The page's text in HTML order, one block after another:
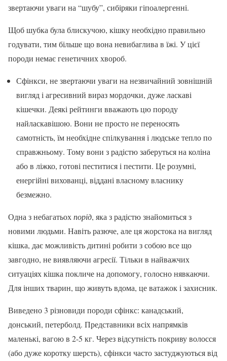
звертаючи уваги на “шубу”, сибіряки гіпоалергенні.
Щоб шубка була блискучою, кішку необхідно правильно
годувати, тим більше що вона невибаглива в їжі. У цієї
породи немає генетичних хвороб.
Сфінкси, не звертаючи уваги на незвичайний зовнішній
вигляд і агресивний вираз мордочки, дуже ласкаві
кішечки. Деякі рейтинги вважають цю породу
найласкавішою. Вони не просто не переносять
самотність, їм необхідне спілкування і людське тепло по
справжньому. Тому вони з радістю заберуться на коліна
або в ліжко, готові пеститися і пестити. Це розумні,
енергійні вихованці, віддані власному власнику
безмежно.
Одна з небагатьохпорід, яка з радістю знайомиться з
новими людьми. Навіть разюче, але ця жорстока на вигляд
кішка, дає можливість дитині робити з собою все що
завгодно, не виявляючи агресії. Тільки в найважчих
ситуаціях кішка покличе на допомогу, голосно нявкаючи.
Для інших тварин, що живуть вдома, це ватажок і захисник.
Виведено 3 різновиди породи сфінкс: канадський,
донський, петерболд. Представники всіх напрямків
маленькі, вагою в 2-5 кг. Через відсутність покриву волосся
(або дуже коротку шерсть), сфінкси часто застуджуються від